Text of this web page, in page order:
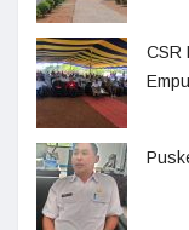
CSR